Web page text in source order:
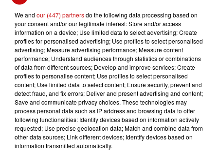
Wissembourg, retrouvez Michel pour une
émission en direct, dimanche 5 décembre de
16h à 19h !
Le marché de Noël de Wissembourg est ouvert
uniquement les week-ends pendant la période de l'Avent
(du 27/11 au 19/12).Les horaires d'ouverture du
marché de Noël:
les samedis de 11h à 19h
les dimanches de 11h à 19h.
Découvrez aussi le marché de l'art et de l'artisanat, les
We and our (447) partnersdo the following data processing based on
your consent and/or our legitimate interest: Store and/or access
information on a device; Use limited data to select advertising; Create
profiles for personalised advertising; Use profiles to select personalised
advertising; Measure advertising performance; Measure content
performance; Understand audiences through statistics or combinations
of data from different sources; Develop and improve services; Create
profiles to personalise content; Use profiles to select personalised
content; Use limited data to select content; Ensure security, prevent and
detect fraud, and fix errors; Deliver and present advertising and content;
Save and communicate privacy choices. These technologies may
process personal data such as IP address and browsing data to offer
following functionalities: Identify devices based on information actively
requested; Use precise geolocation data; Match and combine data from
other data sources; Link different devices; Identify devices based on
information transmitted automatically.